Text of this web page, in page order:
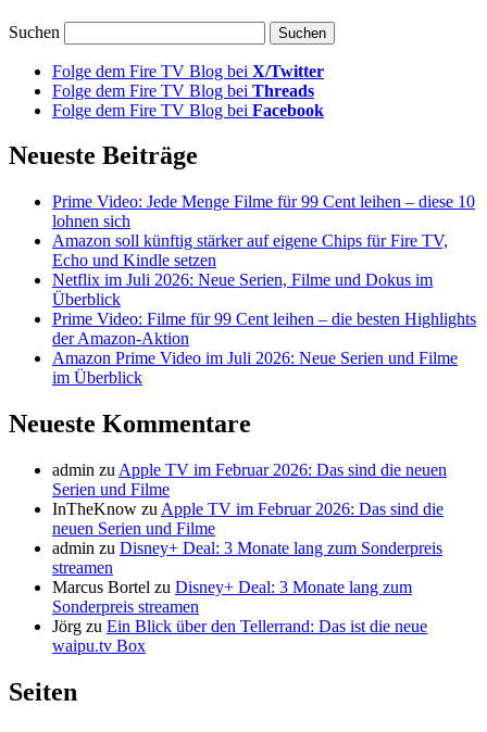
Suchen
Folge dem Fire TV Blog bei X/Twitter
Folge dem Fire TV Blog bei Threads
Folge dem Fire TV Blog bei Facebook
Neueste Beiträge
Prime Video: Jede Menge Filme für 99 Cent leihen – diese 10
lohnen sich
Amazon soll künftig stärker auf eigene Chips für Fire TV,
Echo und Kindle setzen
Netflix im Juli 2026: Neue Serien, Filme und Dokus im
Überblick
Prime Video: Filme für 99 Cent leihen – die besten Highlights
der Amazon-Aktion
Amazon Prime Video im Juli 2026: Neue Serien und Filme
im Überblick
Neueste Kommentare
admin zu Apple TV im Februar 2026: Das sind die neuen
Serien und Filme
InTheKnow zu Apple TV im Februar 2026: Das sind die
neuen Serien und Filme
admin zu Disney+ Deal: 3 Monate lang zum Sonderpreis
streamen
Marcus Bortel zu Disney+ Deal: 3 Monate lang zum
Sonderpreis streamen
Jörg zu Ein Blick über den Tellerrand: Das ist die neue
waipu.tv Box
Seiten